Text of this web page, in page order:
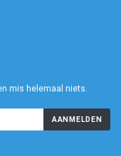
mis helemaal niets.
AANMELDEN